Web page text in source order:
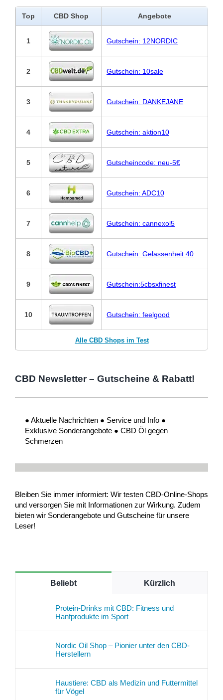
Top CBD Shop Angebote
1 Gutschein: 12NORDIC
2 Gutschein: 10sale
3 Gutschein: DANKEJANE
4 Gutschein: aktion10
5 Gutscheincode: neu-5€
6 Gutschein: ADC10
7 Gutschein: cannexol5
8 Gutschein: Gelassenheit 40
9 Gutschein:5cbsxfinest
10 Gutschein: feelgood
Alle CBD Shops im Test
CBD Newsletter – Gutscheine & Rabatt!
● Aktuelle Nachrichten ● Service und Info ●
Exklusive Sonderangebote ● CBD Öl gegen
Schmerzen
Bleiben Sie immer informiert: Wir testen CBD-Online-Shops
und versorgen Sie mit Informationen zur Wirkung. Zudem
bieten wir Sonderangebote und Gutscheine für unsere
Leser!
Beliebt Kürzlich
Protein-Drinks mit CBD: Fitness und
Hanfprodukte im Sport
Nordic Oil Shop – Pionier unter den CBD-
Herstellern
Haustiere: CBD als Medizin und Futtermittel
für Vögel